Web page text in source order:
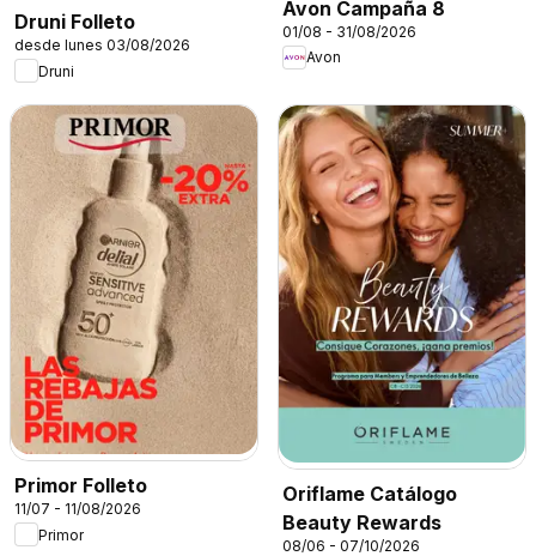
Druni Folleto
desde lunes 03/08/2026
Druni
Avon Campaña 8
01/08 - 31/08/2026
Avon
Primor Folleto
11/07 - 11/08/2026
Primor
Oriflame Catálogo
Beauty Rewards
08/06 - 07/10/2026